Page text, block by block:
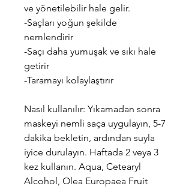
ve yönetilebilir hale gelir.
-Saçları yoğun şekilde
nemlendirir
-Saçı daha yumuşak ve sıkı hale
getirir
-Taramayı kolaylaştırır
Nasıl kullanılır: Yıkamadan sonra
maskeyi nemli saça uygulayın, 5-7
dakika bekletin, ardından suyla
iyice durulayın. Haftada 2 veya 3
kez kullanın. Aqua, Cetearyl
Alcohol, Olea Europaea Fruit